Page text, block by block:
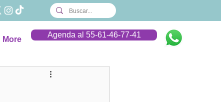
More
Agenda al 55-61-46-77-41